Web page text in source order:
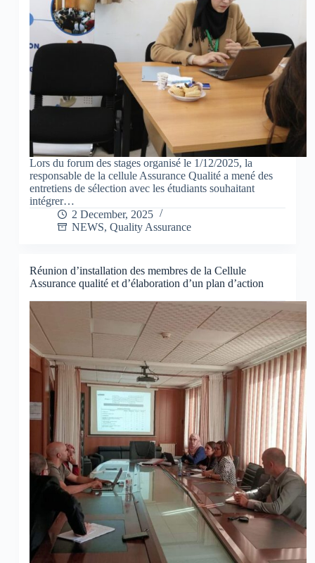
Lors du forum des stages organisé le 1/12/2025, la
responsable de la cellule Assurance Qualité a mené des
entretiens de sélection avec les étudiants souhaitant
intégrer…
2 December, 2025
NEWS, Quality Assurance
Réunion d’installation des membres de la Cellule
Assurance qualité et d’élaboration d’un plan d’action